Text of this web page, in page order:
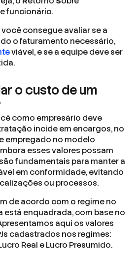
funcionário.
consegue avaliar se a
o faturamento necessário,
viável, e se a equipe deve ser
o custo de um
como empresário deve
incide em encargos, no
empregado no modelo
esses valores possam
fundamentais para manter a
em conformidade, evitando
ou processos.
de acordo com o regime no
está enquadrada, com base no
aqui os valores
cadastrados nos regimes:
Real e Lucro Presumido.